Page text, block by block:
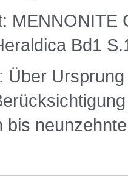
MENNONITE
Bd1
Über
bis